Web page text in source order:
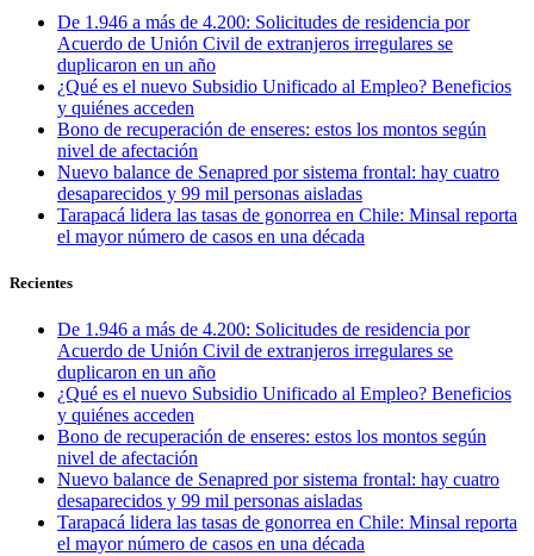
De 1.946 a más de 4.200: Solicitudes de residencia por
Acuerdo de Unión Civil de extranjeros irregulares se
duplicaron en un año
¿Qué es el nuevo Subsidio Unificado al Empleo? Beneficios
y quiénes acceden
Bono de recuperación de enseres: estos los montos según
nivel de afectación
Nuevo balance de Senapred por sistema frontal: hay cuatro
desaparecidos y 99 mil personas aisladas
Tarapacá lidera las tasas de gonorrea en Chile: Minsal reporta
el mayor número de casos en una década
Recientes
De 1.946 a más de 4.200: Solicitudes de residencia por
Acuerdo de Unión Civil de extranjeros irregulares se
duplicaron en un año
¿Qué es el nuevo Subsidio Unificado al Empleo? Beneficios
y quiénes acceden
Bono de recuperación de enseres: estos los montos según
nivel de afectación
Nuevo balance de Senapred por sistema frontal: hay cuatro
desaparecidos y 99 mil personas aisladas
Tarapacá lidera las tasas de gonorrea en Chile: Minsal reporta
el mayor número de casos en una década